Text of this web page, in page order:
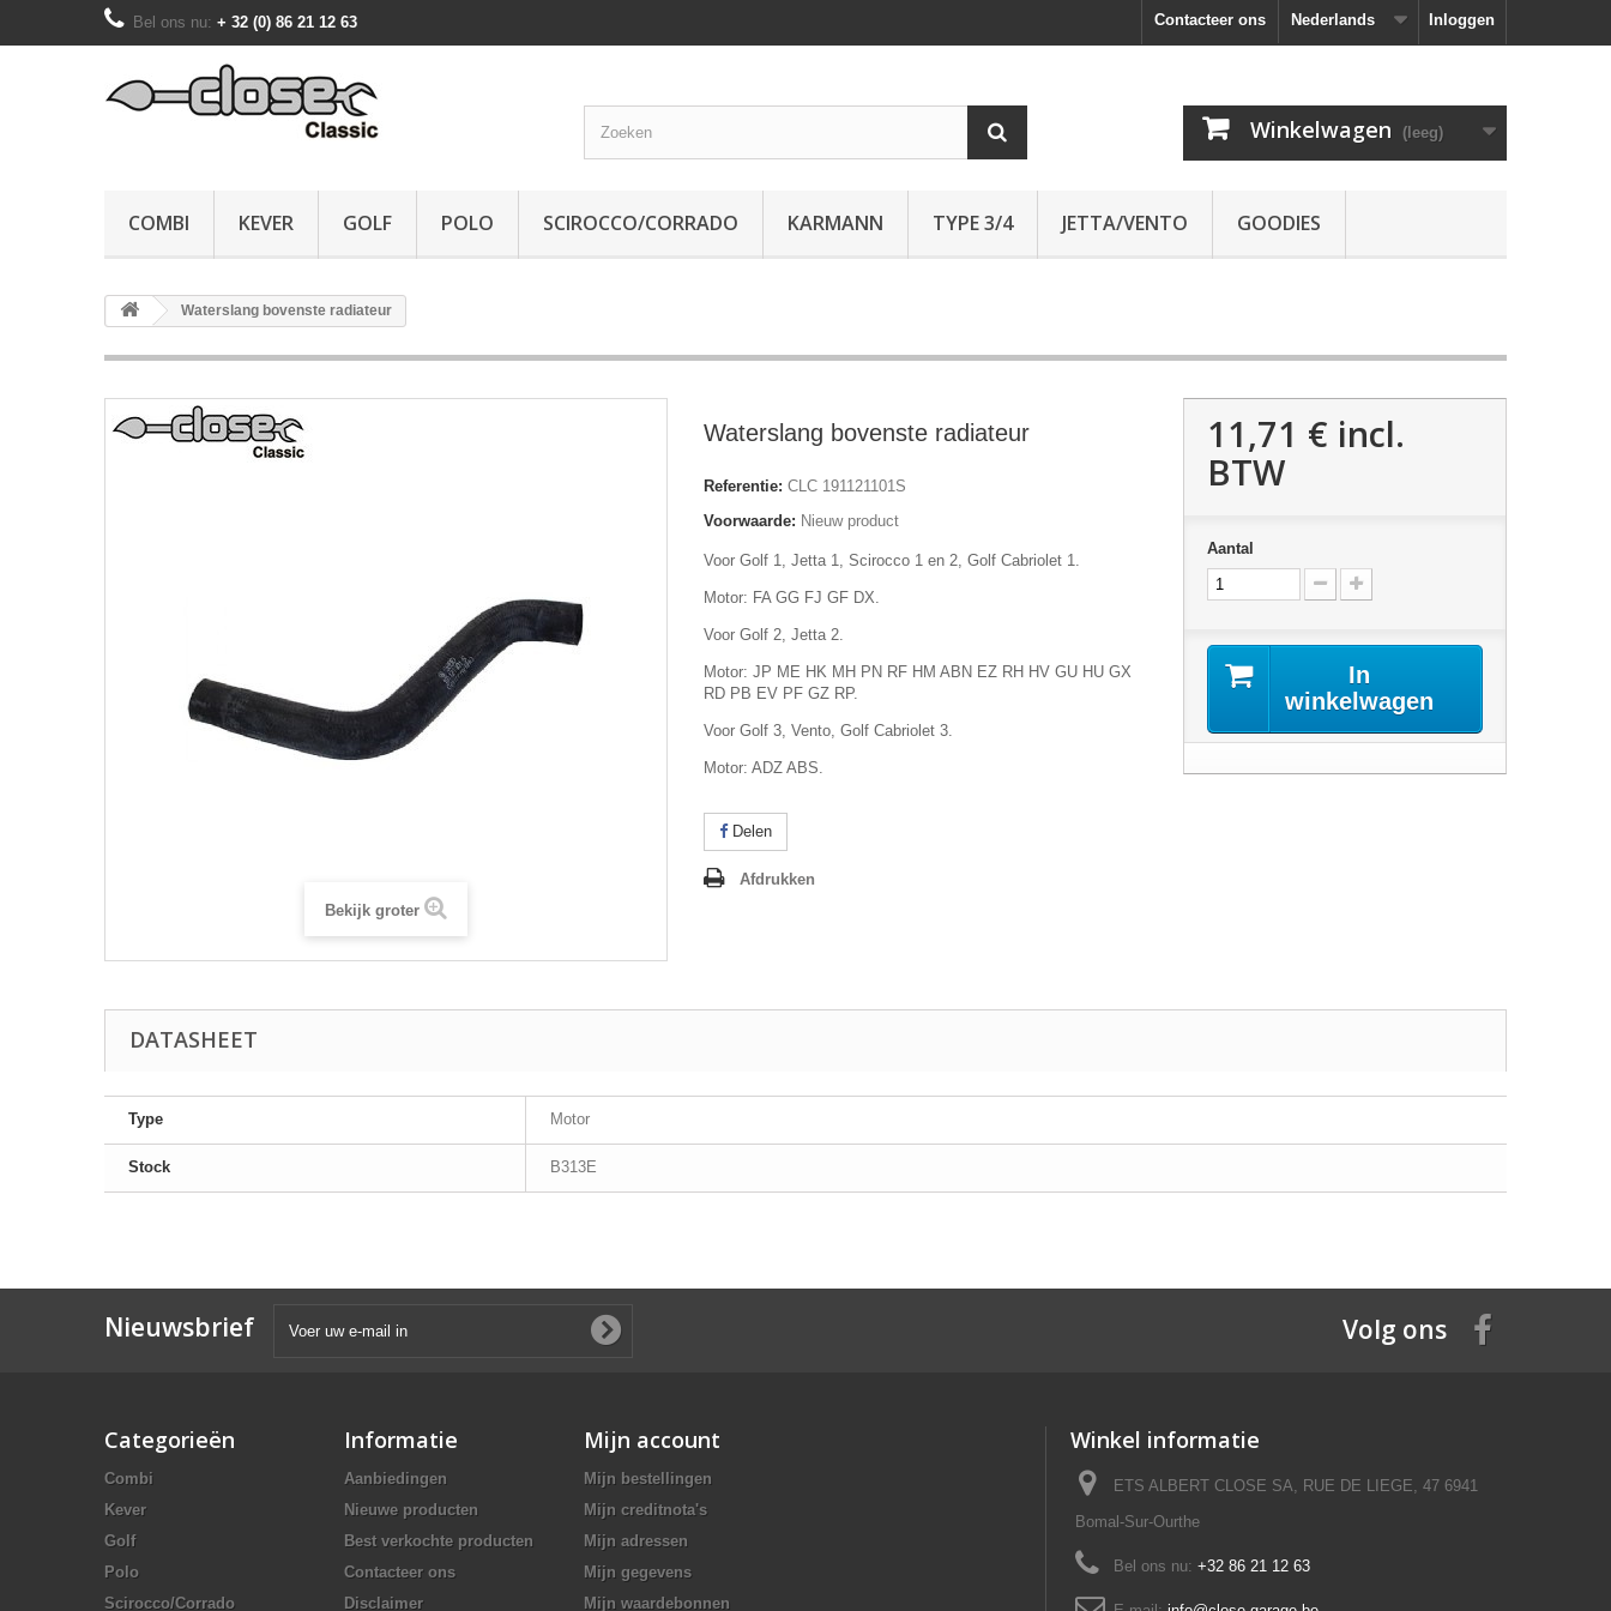
Inloggen
Nederlands
Contacteer ons
Bel ons nu: + 32 (0) 86 21 12 63
Winkelwagen (leeg)
COMBI KEVER GOLF POLO SCIROCCO/CORRADO KARMANN TYPE 3/4 JETTA/VENTO GOODIES
Waterslang bovenste radiateur
Bekijk groter
Waterslang bovenste radiateur
Referentie: CLC 191121101S
Voorwaarde: Nieuw product
Voor Golf 1, Jetta 1, Scirocco 1 en 2, Golf Cabriolet 1.
Motor: FA GG FJ GF DX.
Voor Golf 2, Jetta 2.
Motor: JP ME HK MH PN RF HM ABN EZ RH HV GU HU GX
RD PB EV PF GZ RP.
Voor Golf 3, Vento, Golf Cabriolet 3.
Motor: ADZ ABS.
Delen
Afdrukken
11,71 € incl.
BTW
Aantal
In
winkelwagen
DATASHEET
Type Motor
Stock B313E
Nieuwsbrief Volg ons
Categorieën
Combi
Kever
Golf
Polo
Scirocco/Corrado
Informatie
Aanbiedingen
Nieuwe producten
Best verkochte producten
Contacteer ons
Disclaimer
Mijn account
Mijn bestellingen
Mijn creditnota's
Mijn adressen
Mijn gegevens
Mijn waardebonnen
Winkel informatie
ETS ALBERT CLOSE SA, RUE DE LIEGE, 47 6941
Bomal-Sur-Ourthe
Bel ons nu: +32 86 21 12 63